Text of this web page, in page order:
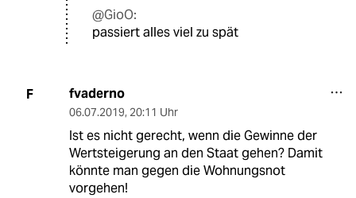
@GioO:
passiert alles viel zu spät
F fvaderno
06.07.2019, 20:11 Uhr
Ist es nicht gerecht, wenn die Gewinne der
Wertsteigerung an den Staat gehen? Damit
könnte man gegen die Wohnungsnot
vorgehen!